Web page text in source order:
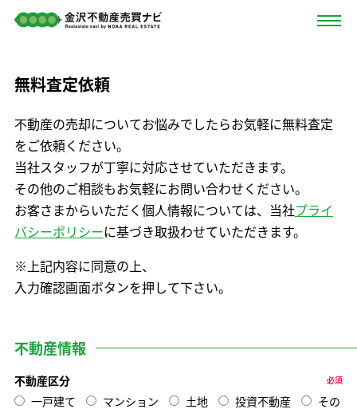
無料査定依頼
不動産の売却についてお悩みでしたらお気軽に無料査定
をご依頼ください。
当社スタッフが丁寧に対応させていただきます。
その他のご相談もお気軽にお問い合わせください。
お客さまからいただく個人情報については、当社プライ
バシーポリシーに基づき取扱わせていただきます。
※上記内容に同意の上、
入力確認画面ボタンを押して下さい。
不動産情報
不動産区分 必須
一戸建て マンション 土地 投資不動産
その